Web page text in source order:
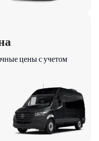
цены с учетом